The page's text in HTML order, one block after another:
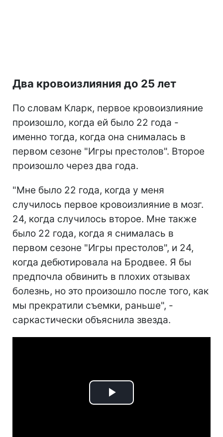
Два кровоизлияния до 25 лет
По словам Кларк, первое кровоизлияние
произошло, когда ей было 22 года -
именно тогда, когда она снималась в
первом сезоне "Игры престолов". Второе
произошло через два года.
"Мне было 22 года, когда у меня
случилось первое кровоизлияние в мозг.
24, когда случилось второе. Мне также
было 22 года, когда я снималась в
первом сезоне "Игры престолов", и 24,
когда дебютировала на Бродвее. Я бы
предпочла обвинить в плохих отзывах
болезнь, но это произошло после того, как
мы прекратили съемки, раньше", -
саркастически объяснила звезда.
Play